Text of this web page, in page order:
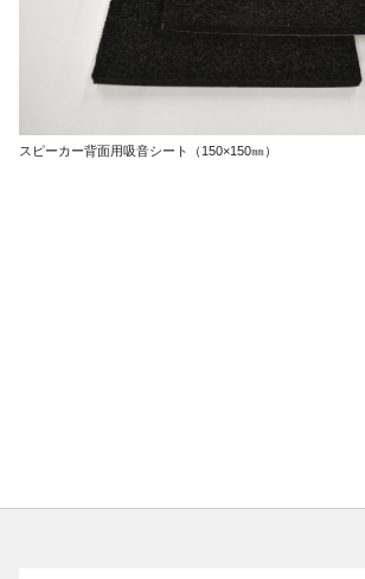
スピーカー背面用吸音シート（150×150㎜）